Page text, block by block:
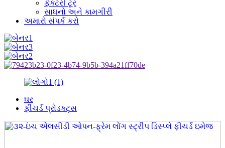
ફેક્ટરી ટૂર
સાધનો અને કામગીરી
અમારો સંપર્ક કરો
ઘર
ફીચર્ડ પ્રોડક્ટ્સ